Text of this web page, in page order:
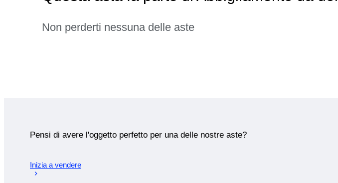
Non perderti nessuna delle aste
Pensi di avere l'oggetto perfetto per una delle nostre aste?
Inizia a vendere